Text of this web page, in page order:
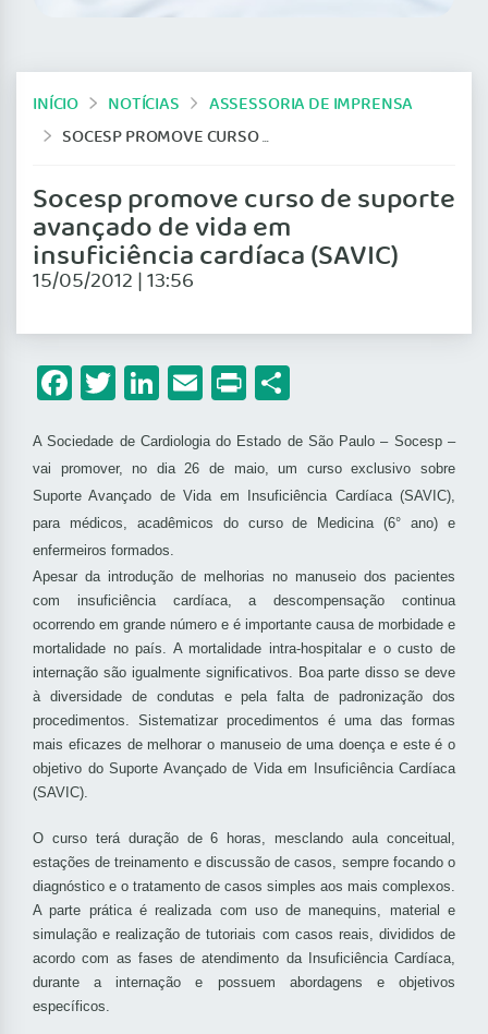
INÍCIO NOTÍCIAS
ASSESSORIA DE IMPRENSA
SOCESP PROMOVE CURSO DE SUPORTE AVANÇADO DE VIDA EM INSUFICIÊNCIA CARDÍACA (SAVIC)
Socesp promove curso de suporte
avançado de vida em
insuficiência cardíaca (SAVIC)
15/05/2012 | 13:56
Facebook
Twitter
LinkedIn
Email
Print
A Sociedade de Cardiologia do Estado de São Paulo – Socesp –
vai promover, no dia 26 de maio, um curso exclusivo sobre
Suporte Avançado de Vida em Insuficiência Cardíaca (SAVIC),
para médicos, acadêmicos do curso de Medicina (6° ano) e
enfermeiros formados.
Apesar da introdução de melhorias no manuseio dos pacientes
com insuficiência cardíaca, a descompensação continua
ocorrendo em grande número e é importante causa de morbidade e
mortalidade no país. A mortalidade intra-hospitalar e o custo de
internação são igualmente significativos. Boa parte disso se deve
à diversidade de condutas e pela falta de padronização dos
procedimentos. Sistematizar procedimentos é uma das formas
mais eficazes de melhorar o manuseio de uma doença e este é o
objetivo do Suporte Avançado de Vida em Insuficiência Cardíaca
(SAVIC).
O curso terá duração de 6 horas, mesclando aula conceitual,
estações de treinamento e discussão de casos, sempre focando o
diagnóstico e o tratamento de casos simples aos mais complexos.
A parte prática é realizada com uso de manequins, material e
simulação e realização de tutoriais com casos reais, divididos de
acordo com as fases de atendimento da Insuficiência Cardíaca,
durante a internação e possuem abordagens e objetivos
específicos.